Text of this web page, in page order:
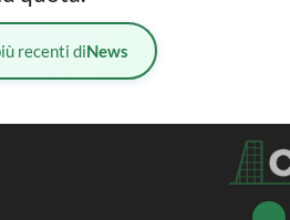
recenti diNews